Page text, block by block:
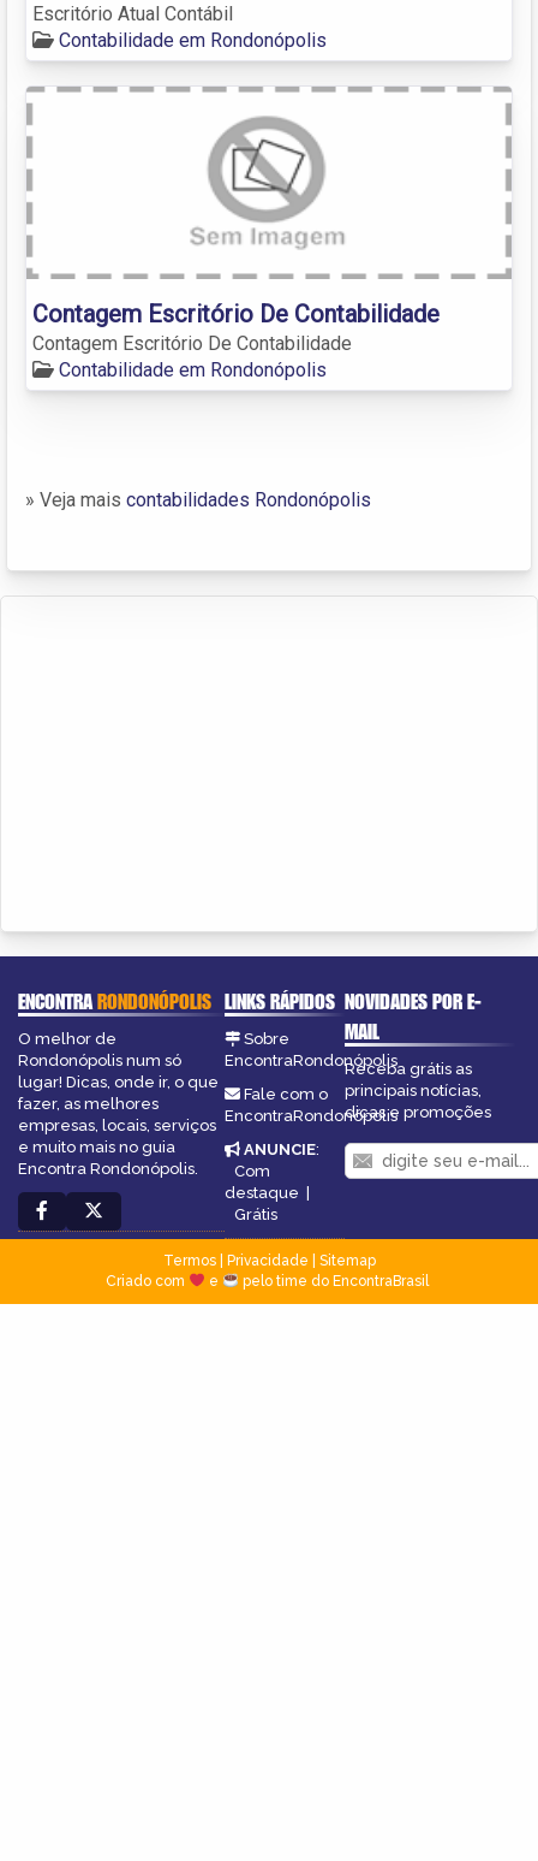
Escritório Atual Contábil
Contabilidade em Rondonópolis
Contagem Escritório De Contabilidade
Contagem Escritório De Contabilidade
Contabilidade em Rondonópolis
» Veja mais contabilidades Rondonópolis
ENCONTRARONDONÓPOLIS
O melhor de
Rondonópolis num só
lugar! Dicas, onde ir, o que
fazer, as melhores
empresas, locais, serviços
e muito mais no guia
Encontra Rondonópolis.
LINKS RÁPIDOS
Sobre
EncontraRondonópolis
Fale com o
EncontraRondonópolis
ANUNCIE:
Com
destaque |
Grátis
NOVIDADES POR E-
MAIL
Receba grátis as
principais notícias,
dicas e promoções
Termos| Privacidade
Sitemap
Criado com
e pelo time do EncontraBrasil